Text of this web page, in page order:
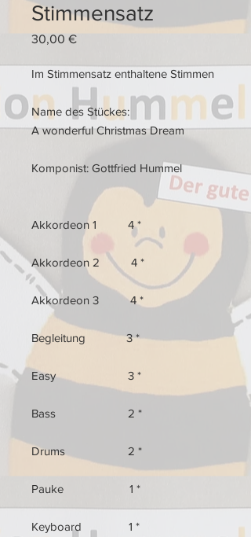
Stimmensatz
30,00 €Preis
Im Stimmensatz enthaltene Stimmen
Name des Stückes:
A wonderful Christmas Dream
Komponist: Gottfried Hummel
Akkordeon 1 4 *
Akkordeon 2 4 *
Akkordeon 3 4 *
Begleitung 3 *
Easy 3 *
Bass 2 *
Drums 2 *
Pauke 1 *
Keyboard 1 *